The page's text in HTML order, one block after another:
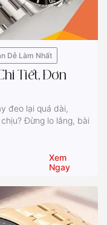
Dễ Làm Nhất
Tiết, Đơn
đeo lại quá dài,
Đừng lo lắng, bài
Xem
Ngay